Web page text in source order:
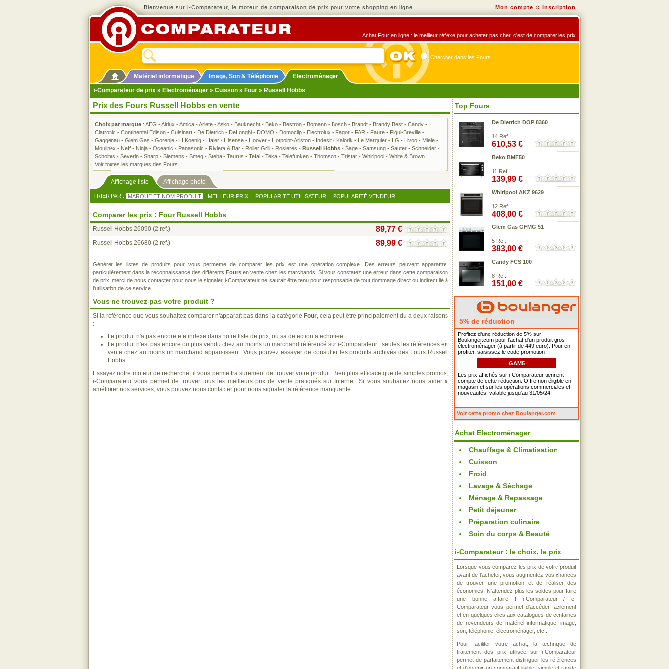
Bienvenue sur i-Comparateur, le moteur de comparaison de prix pour votre shopping en ligne. Mon compte :: Inscription
Achat Four en ligne : le meilleur réflexe pour acheter pas cher, c'est de comparer les prix !
Chercher dans les Fours
Matériel informatique Image, Son & Téléphonie
Electroménager
i-Comparateur de prix » Electroménager » Cuisson » Four » Russell Hobbs
Prix des Fours Russell Hobbs en vente
Choix par marque : AEG -Airlux -Amica -Ariete -Asko - Bauknecht - Beko - Bestron - Bomann - Bosch - Brandt - Brandy Best - Candy -
Clatronic - Continental Edison - Cuisinart - De Dietrich - DeLonghi - DOMO - Domoclip - Electrolux - Fagor - FAR - Faure - Figui-Breville -
Gaggenau - Glem Gas - Gorenje - H.Koenig - Haier - Hisense - Hoover - Hotpoint-Ariston - Indesit - Kalorik - Le Marquier - LG - Livoo - Miele -
Moulinex - Neff - Ninja - Oceanic - Panasonic - Riviera & Bar - Roller Grill - Rosieres - Russell Hobbs - Sage - Samsung - Sauter - Schneider -
Scholtes - Severin - Sharp - Siemens - Smeg - Steba - Taurus - Tefal - Teka - Telefunken - Thomson - Tristar - Whirlpool - White & Brown
Voir toutes les marques des Fours
Affichage liste Affichage photo
TRIER PAR : MARQUE ET NOM PRODUIT MEILLEUR PRIX POPULARITÉ UTILISATEUR POPULARITÉ VENDEUR
Comparer les prix : Four Russell Hobbs
Russell Hobbs 26090 (2 ref.) 89,77 €
Russell Hobbs 26680 (2 ref.) 89,99 €
Générer les listes de produits pour vous permettre de comparer les prix est une opération complexe. Des erreurs peuvent apparaître,
particulièrement dans la reconnaissance des différentsFours en vente chez les marchands. Si vous constatez une erreur dans cette comparaison
de prix, merci denous contacter pour nous le signaler. i-Comparateur ne saurait être tenu pour responsable de tout dommage direct ou indirect lié à
l'utilisation de ce service.
Vous ne trouvez pas votre produit ?
Si la référence que vous souhaitez comparer n'apparaît pas dans la catégorie Four, cela peut être principalement du à deux raisons
:
Le produit n'a pas encore été indexé dans notre liste de prix, ou sa détection a échouée.
Le produit n'est pas encore ou plus vendu chez au moins un marchand référencé sur i-Comparateur : seules les références en
vente chez au moins un marchand apparaissent. Vous pouvez essayer de consulter lesproduits archivés des Fours Russell
Hobbs
Essayez notre moteur de recherche, il vous permettra surement de trouver votre produit. Bien plus efficace que de simples promos,
i-Comparateur vous permet de trouver tous les meilleurs prix de vente pratiqués sur Internet. Si vous souhaitez nous aider à
améliorer nos services, vous pouvez nous contacter pour nous signaler la référence manquante.
Top Fours
De Dietrich DOP 8360
14 Ref.
610,53 €
Beko BMF50
11 Ref.
139,99 €
Whirlpool AKZ 9629
12 Ref.
408,00 €
Glem Gas GFMG 51
5 Ref.
383,00 €
Candy FCS 100
8 Ref.
151,00 €
5% de réduction
Profitez d'une réduction de 5% sur
Boulanger.com pour l'achat d'un produit gros
électroménager (à partir de 449 euro). Pour en
profiter, saisissez le code promotion :
GAM5
Les prix affichés sur i-Comparateur tiennent
compte de cette réduction. Offre non éligible en
magasin et sur les opérations commerciales et
nouveautés, valable jusqu'au 31/05/24.
Voir cette promo chez Boulanger.com
Achat Electroménager
Chauffage & Climatisation
Cuisson
Froid
Lavage & Séchage
Ménage & Repassage
Petit déjeuner
Préparation culinaire
Soin du corps & Beauté
i-Comparateur : le choix, le prix
Lorsque vous comparez les prix de votre produit
avant de l'acheter, vous augmentez vos chances
de trouver une promotion et de réaliser des
économies. N'attendez plus les soldes pour faire
une bonne affaire ! i-Comparateur / e-
Comparateur vous permet d'accéder facilement
et en quelques clics aux catalogues de centaines
de revendeurs de matériel informatique, image,
son, téléphonie, électroménager, etc..
Pour faciliter votre achat, la technique de
traitement des prix utilisée sur i-Comparateur
permet de parfaitement distinguer les références
et d'obtenir un comparatif lisible, simple et rapide